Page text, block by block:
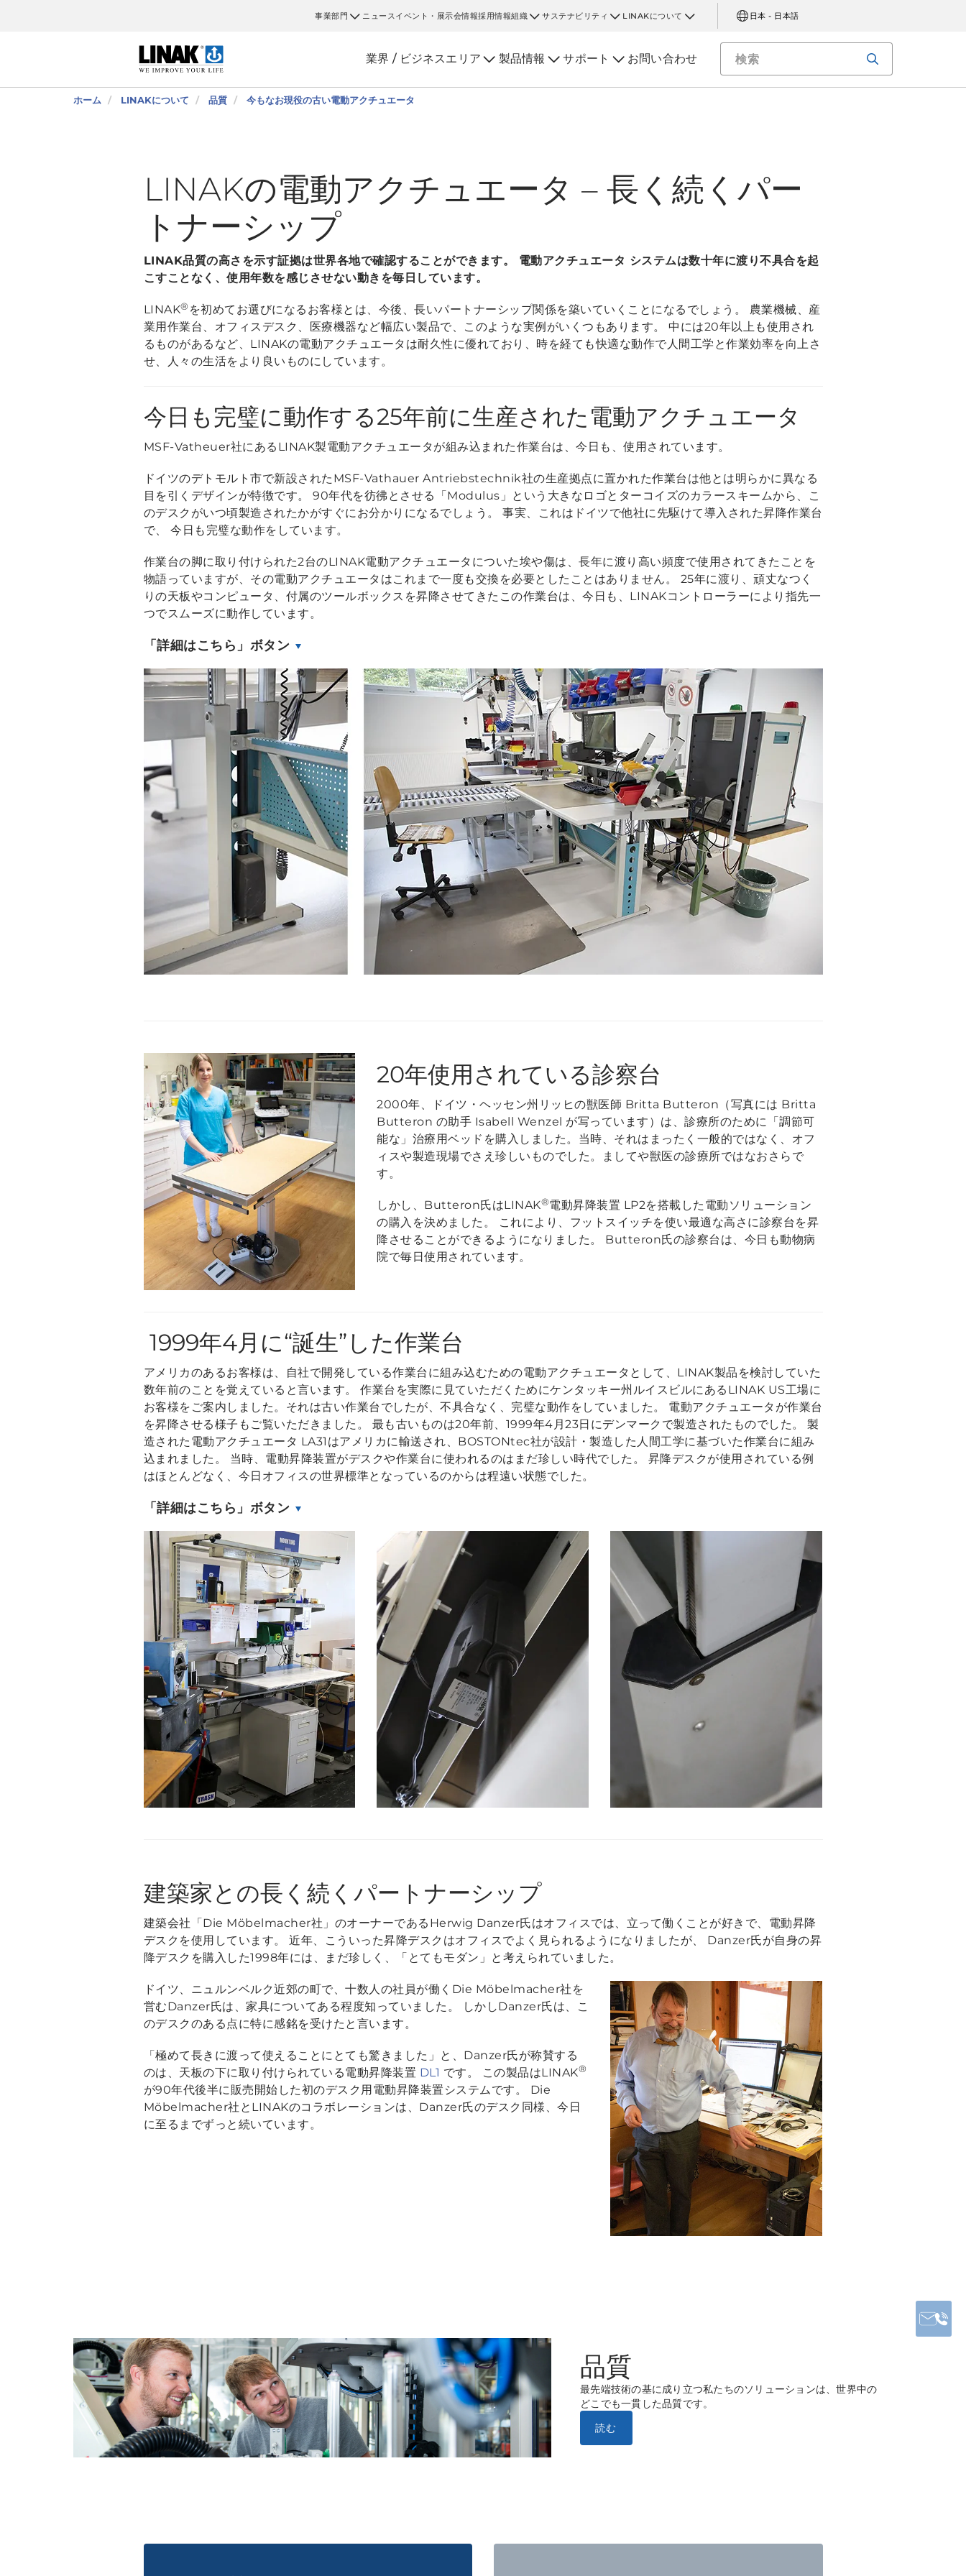
事業部門 ニュース イベント・展示会情報採用情報組織 サステナビリティ LINAKについて 日本 - 日本語
業界 / ビジネスエリア 製品情報 サポート お問い合わせ
ホーム LINAKについて 品質 今もなお現役の古い電動アクチュエータ
LINAKの電動アクチュエータ – 長く続くパー
トナーシップ
LINAK品質の高さを示す証拠は世界各地で確認することができます。 電動アクチュエータ システムは数十年に渡り不具合を起
こすことなく、使用年数を感じさせない動きを毎日しています。
LINAK® を初めてお選びになるお客様とは、今後、長いパートナーシップ関係を築いていくことになるでしょう。 農業機械、産
業用作業台、オフィスデスク、医療機器など幅広い製品で、このような実例がいくつもあります。 中には20年以上も使用され
るものがあるなど、LINAKの電動アクチュエータは耐久性に優れており、時を経ても快適な動作で人間工学と作業効率を向上さ
せ、人々の生活をより良いものにしています。
今日も完璧に動作する25年前に生産された電動アクチュエータ
MSF-Vatheuer社にあるLINAK製電動アクチュエータが組み込まれた作業台は、今日も、使用されています。
ドイツのデトモルト市で新設されたMSF-Vathauer Antriebstechnik社の生産拠点に置かれた作業台は他とは明らかに異なる
目を引くデザインが特徴です。 90年代を彷彿とさせる「Modulus」という大きなロゴとターコイズのカラースキームから、こ
のデスクがいつ頃製造されたかがすぐにお分かりになるでしょう。 事実、これはドイツで他社に先駆けて導入された昇降作業台
で、 今日も完璧な動作をしています。
作業台の脚に取り付けられた2台のLINAK電動アクチュエータについた埃や傷は、長年に渡り高い頻度で使用されてきたことを
物語っていますが、その電動アクチュエータはこれまで一度も交換を必要としたことはありません。 25年に渡り、頑丈なつく
りの天板やコンピュータ、付属のツールボックスを昇降させてきたこの作業台は、今日も、LINAKコントローラーにより指先一
つでスムーズに動作しています。
「詳細はこちら」ボタン
20年使用されている診察台
2000年、ドイツ・ヘッセン州リッヒの獣医師 Britta Butteron（写真には Britta
Butteron の助手 Isabell Wenzel が写っています）は、診療所のために「調節可
能な」治療用ベッドを購入しました。当時、それはまったく一般的ではなく、オフ
ィスや製造現場でさえ珍しいものでした。ましてや獣医の診療所ではなおさらで
す。
しかし、Butteron氏はLINAK®電動昇降装置 LP2を搭載した電動ソリューション
の購入を決めました。 これにより、フットスイッチを使い最適な高さに診察台を昇
降させることができるようになりました。 Butteron氏の診察台は、今日も動物病
院で毎日使用されています。
1999年4月に“誕生”した作業台
アメリカのあるお客様は、自社で開発している作業台に組み込むための電動アクチュエータとして、LINAK製品を検討していた
数年前のことを覚えていると言います。 作業台を実際に見ていただくためにケンタッキー州ルイスビルにあるLINAK US工場に
お客様をご案内しました。それは古い作業台でしたが、不具合なく、完璧な動作をしていました。 電動アクチュエータが作業台
を昇降させる様子もご覧いただきました。 最も古いものは20年前、1999年4月23日にデンマークで製造されたものでした。 製
造された電動アクチュエータ LA31はアメリカに輸送され、BOSTONtec社が設計・製造した人間工学に基づいた作業台に組み
込まれました。 当時、電動昇降装置がデスクや作業台に使われるのはまだ珍しい時代でした。 昇降デスクが使用されている例
はほとんどなく、今日オフィスの世界標準となっているのからは程遠い状態でした。
「詳細はこちら」ボタン
建築家との長く続くパートナーシップ
建築会社「Die Möbelmacher社」のオーナーであるHerwig Danzer氏はオフィスでは、立って働くことが好きで、電動昇降
デスクを使用しています。 近年、こういった昇降デスクはオフィスでよく見られるようになりましたが、 Danzer氏が自身の昇
降デスクを購入した1998年には、まだ珍しく、「とてもモダン」と考えられていました。
ドイツ、ニュルンベルク近郊の町で、十数人の社員が働くDie Möbelmacher社を
営むDanzer氏は、家具についてある程度知っていました。 しかしDanzer氏は、こ
のデスクのある点に特に感銘を受けたと言います。
「極めて長きに渡って使えることにとても驚きました」 と、Danzer氏が称賛する
のは、天板の下に取り付けられている電動昇降装置 DL1 です。 この製品はLINAK®
が90年代後半に販売開始した初のデスク用電動昇降装置システムです。 Die
Möbelmacher社とLINAKのコラボレーションは、Danzer氏のデスク同様、今日
に至るまでずっと続いています。
品質
最先端技術の基に成り立つ私たちのソリューションは、世界中の
どこでも一貫した品質です。
読む